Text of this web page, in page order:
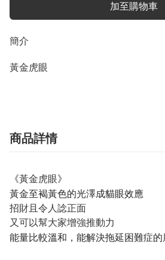
加至購物車
簡介
黃金虎眼
商品詳情
《黃金虎眼》
黃金至褐黃色的光澤成貓眼效應
招財且令人諗正面
又可以幫大家增強推動力
能量比較溫和，能解決拖延困難症